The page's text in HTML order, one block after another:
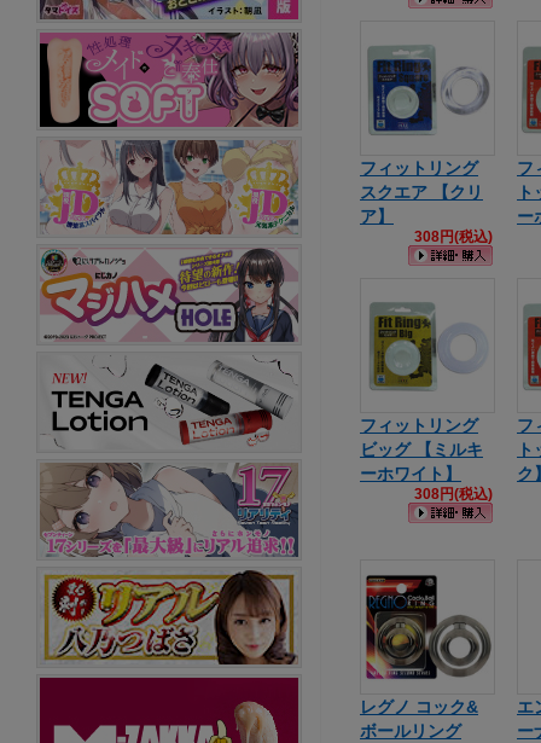
フィットリング
スクエア 【クリ
ア】
308円(税込)
フ
ー
フィットリング
ビッグ 【ミルキ
ーホワイト】
308円(税込)
フ
ク
レグノ コック&
ボールリング
エ
ー